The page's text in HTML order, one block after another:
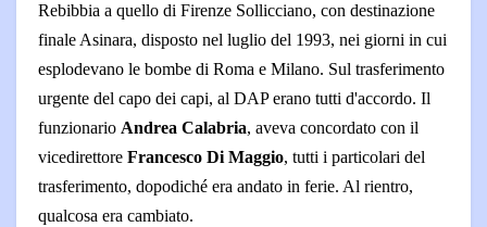
Rebibbia a quello di Firenze Sollicciano, con destinazione
finale Asinara, disposto nel luglio del 1993, nei giorni in cui
esplodevano le bombe di Roma e Milano. Sul trasferimento
urgente del capo dei capi, al DAP erano tutti d'accordo. Il
funzionario Andrea Calabria, aveva concordato con il
vicedirettore Francesco Di Maggio, tutti i particolari del
trasferimento, dopodiché era andato in ferie. Al rientro,
qualcosa era cambiato.